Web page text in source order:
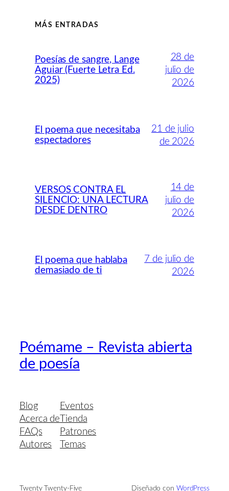
MÁS ENTRADAS
Poesías de sangre, Lange
Aguiar (Fuerte Letra Ed.
2025)
28 de
julio de
2026
El poema que necesitaba
espectadores
21 de julio
de 2026
VERSOS CONTRA EL
SILENCIO: UNA LECTURA
DESDE DENTRO
14 de
julio de
2026
El poema que hablaba
demasiado de ti
7 de julio de
2026
Poémame – Revista abierta
de poesía
Blog
Acerca de
FAQs
Autores
Eventos
Tienda
Patrones
Temas
Twenty Twenty-Five Diseñado con WordPress